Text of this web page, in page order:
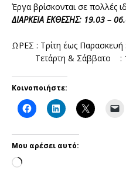
Έργα βρίσκονται σε πολλές
ΔΙΑΡΚΕΙΑ ΕΚΘΕΣΗΣ: 19.03 –
ΩΡΕΣ : Τρίτη έως Παρασκευή
Τετάρτη & Σάββατο :
Κοινοποιήστε:
Μου αρέσει αυτό: